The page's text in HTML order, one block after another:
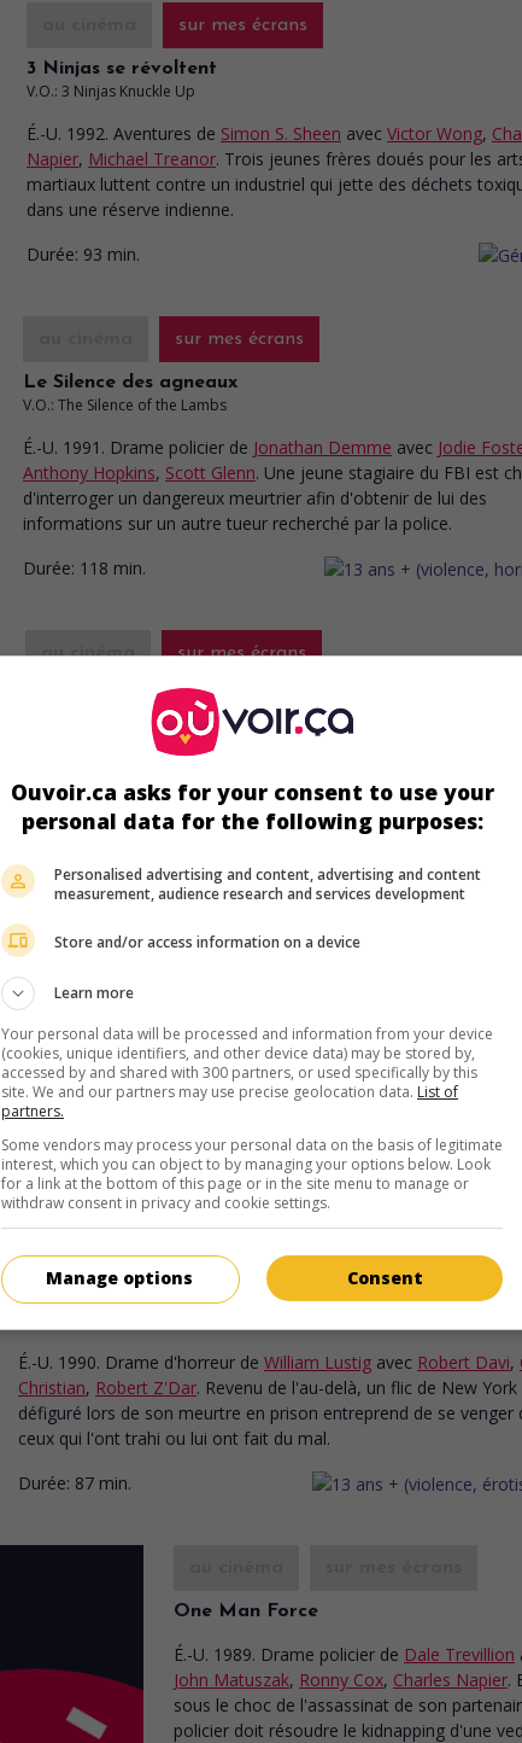
sur mes écrans
3 Ninjas se révoltent
V.O.: 3 Ninjas Knuckle Up
É.-U. 1992. Aventures de Simon S. Sheen avec Victor Wong,
Napier, Michael Treanor. Trois jeunes frères doués pour les
martiaux luttent contre un industriel qui jette des déchets
dans une réserve indienne.
Durée: 93 min.
sur mes écrans
Le Silence des agneaux
V.O.: The Silence of the Lambs
É.-U. 1991. Drame policier de Jonathan Demme avec Jodie
Anthony Hopkins, Scott Glenn. Une jeune stagiaire du FBI est
d'interroger un dangereux meurtrier afin d'obtenir de lui des
informations sur un autre tueur recherché par la police.
Durée: 118 min.
au cinéma sur mes écrans
The Last Match
V.O.: L'Ultima Meta
It. 1991. Aventuresde Larry Ludman
Borgnine,Charles Napier.
Durée: 95 min.
au cinéma sur mes écrans
Les Arnaqueurs
É.-U. 1990. Drame de moeursde Stephen Frears avec Anjelica
Huston,John Cusack,Annette Bening. Un jeune arnaqueur
l'objet d'une rivalité entre sa mère et sa petite amie qui
aussi d'activités illicites.
Durée: 119 min.
au cinéma sur mes écrans
Le Flic de l'enfer 2
É.-U. 1990. Drame d'horreur de William Lustig avec Robert Davi,
Christian, Robert Z'Dar. Revenu de l'au-delà, un flic de New York
défiguré lors de son meurtre en prison entreprend de se venger
ceux qui l'ont trahi ou lui ont fait du mal.
Durée: 87 min.
One Man Force
É.-U. 1989. Drame policier de Dale Trevillion
John Matuszak, Ronny Cox, Charles Napier.
sous le choc de l'assassinat de son
policier doit résoudre le kidnapping d'une
Ouvoir.ca asks for your consent to use your
personal data for the following purposes:
Personalised advertising and content, advertising and content
measurement, audience research and services development
Store and/or access information on a device
Learn more
Your personal data will be processed and information from your device
(cookies, unique identifiers, and other device data) may be stored by,
accessed by and shared with 300 partners, or used specifically by this
site. We and our partners may use precise geolocation data. List of
partners.
Some vendors may process your personal data on the basis of legitimate
interest, which you can object to by managing your options below. Look
for a link at the bottom of this page or in the site menu to manage or
withdraw consent in privacy and cookie settings.
Consent
Manage options